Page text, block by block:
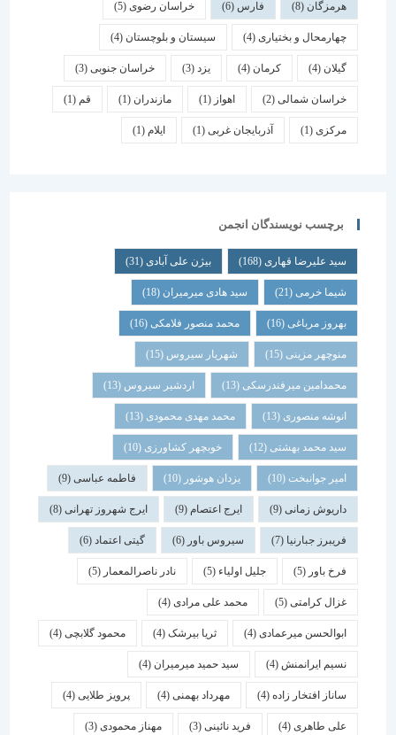
هرمزگان(8) فارس خراسان رضوی(5)
چهارمحال و بختیاری (4) سیستان و بلوچستان(4)
کرمان یزد خراسان جنوبی(3)
خراسان شمالی(2) اهواز مازندران(1) قم
(1) آذربایجان غربی(1) ایلام
برچسب نویسندگان انجمن
سید علیرضا قهاری(168) بیژن علی آبادی(31)
شیما خرمی(21) سید هادی میرمیران(18)
بهروز مرباغی (16) محمد منصور فلامکی (16)
منوچهر مزینی(15) شهریار سیروس(15)
محمدامین میرفندرسکی(13) اردشیر سیروس(13)
انوشه منصوری(13) محمد مهدی محمودی(13)
سید محمد بهشتی(12) خوبچهر کشاورزی(10)
امیر جوانبخت(10) یزدان هوشور(10) فاطمه عباسی(9)
داریوش زمانی(9) ایرج اعتصام(9) ایرج شهروز تهرانی(8)
فریبرز جبارنیا(7) سیروس باور(6) گیتی اعتماد(6)
فرخ باور(5) جلیل اولیاء(5) نادر ناصرالمعمار (5)
غزال کرامتی(5) محمد علی مرادی(4)
ابوالحسن میرعمادی(4) ثریا بیرشک(4) محمود گلابچی(4)
نسیم ایرانمنش(4) سید حمید میرمیران(4)
ساناز افتخار زاده(4) مهرداد بهمنی (4) پرویز طلایی(4)
علی طاهری(4) فرید نائینی(3) مهناز محمودی(3)